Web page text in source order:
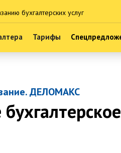
бухгалтерских услуг
Тарифы
ДЕЛОМАКС